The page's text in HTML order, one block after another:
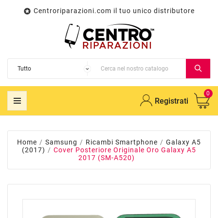
 Centroriparazioni.com il tuo unico distributore
Registrati
0
Home Samsung Ricambi Smartphone
Galaxy A5
(2017)
Cover Posteriore Originale Oro Galaxy A5
2017 (SM-A520)